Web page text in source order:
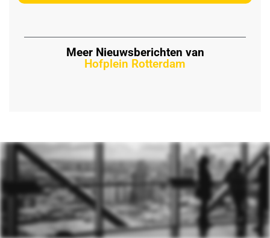
Meer Nieuwsberichten van
Hofplein Rotterdam